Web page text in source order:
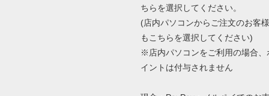
ちらを選択してください。
(店内パソコンからご注文のお客様
もこちらを選択してください)
※店内パソコンをご利用の場合、
イントは付与されません